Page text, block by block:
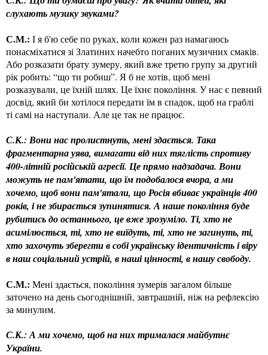
слухають музику звуками?
С.М.: І я б'ю себе по руках, коли кожен раз намагаюсь
понасміхатися зі Златиних начебто поганих музичних смаків.
Або розказати брату зумеру, який вже третю групу за другий
рік робить: “що ти робиш”. Я б не хотів, щоб мені
розказували, це їхній шлях. Це їхнє покоління. У нас є певний
досвід, який би хотілося передати їм в спадок, щоб на граблі
ті самі на наступали. Але це так не працює.
С.К.: Вони нас пролистнуть, мені здається. Така
фрагментарна уява, вимагати від них тяглість спротиву
400-літній російській агресії. Це прямо надзадача. Вони
можуть не пам'ятати, що їм подобалося вчора, а ми
хочемо, щоб вони пам'ятали, що Росія вбиває українців 400
років, і не збирається зупинятися. А наше покоління буде
рубитись до останнього, це вже зрозуміло. Ті, хто не
асимілюється, ті, хто не виїдуть, ті, хто не загинуть, ті,
хто захочуть зберегти в собі українську ідентичність і віру
в наш соціальний устрій, в наші цінності, в нашу свободу.
С.М.: Мені здається, покоління зумерів загалом більше
заточено на день сьогоднішній, завтрашній, ніж на рефлексію
за минулим.
С.К.: А ми хочемо, щоб на них трималася майбутнє
України.